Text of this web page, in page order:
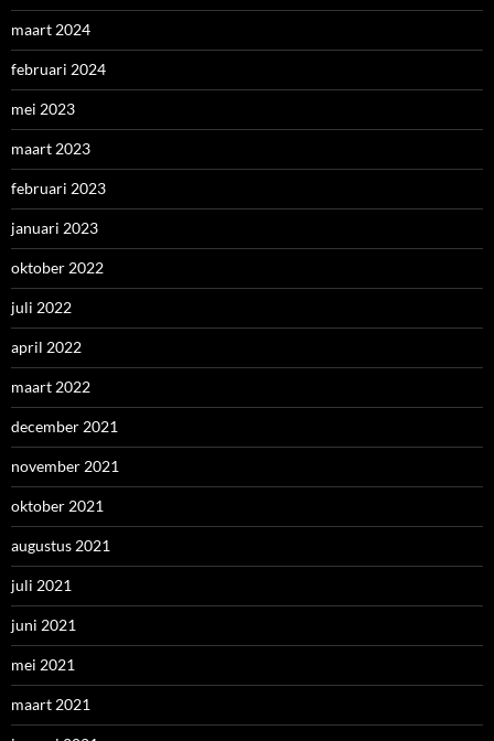
maart 2024
februari 2024
mei 2023
maart 2023
februari 2023
januari 2023
oktober 2022
juli 2022
april 2022
maart 2022
december 2021
november 2021
oktober 2021
augustus 2021
juli 2021
juni 2021
mei 2021
maart 2021